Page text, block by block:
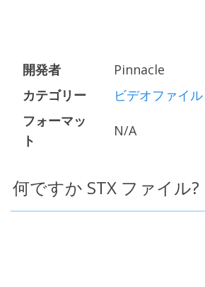
開発者
Pinnacle
カテゴリー
ビデオファイル
フォーマッ
ト
N/A
何ですか STX ファイル?